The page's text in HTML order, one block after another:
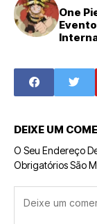
One
Action
DEIXE UM
O Seu Endereço
Obrigatórios São